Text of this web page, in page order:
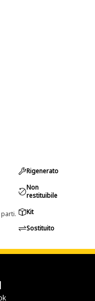
Rigenerato
Non
restituibile
Kit
Sostituito